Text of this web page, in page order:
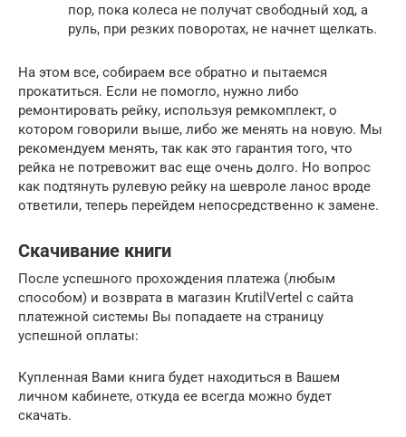
пор, пока колеса не получат свободный ход, а
руль, при резких поворотах, не начнет щелкать.
На этом все, собираем все обратно и пытаемся
прокатиться. Если не помогло, нужно либо
ремонтировать рейку, используя ремкомплект, о
котором говорили выше, либо же менять на новую. Мы
рекомендуем менять, так как это гарантия того, что
рейка не потревожит вас еще очень долго. Но вопрос
как подтянуть рулевую рейку на шевроле ланос вроде
ответили, теперь перейдем непосредственно к замене.
Скачивание книги
После успешного прохождения платежа (любым
способом) и возврата в магазин KrutilVertel с сайта
платежной системы Вы попадаете на страницу
успешной оплаты:
Купленная Вами книга будет находиться в Вашем
личном кабинете, откуда ее всегда можно будет
скачать.